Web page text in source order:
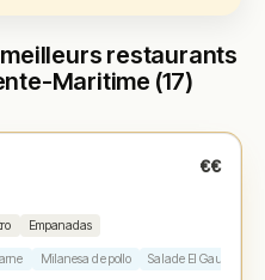
restaurants
Maritime (17)
€€
Empanadas
Milanesa de pollo Salade El Gauchito